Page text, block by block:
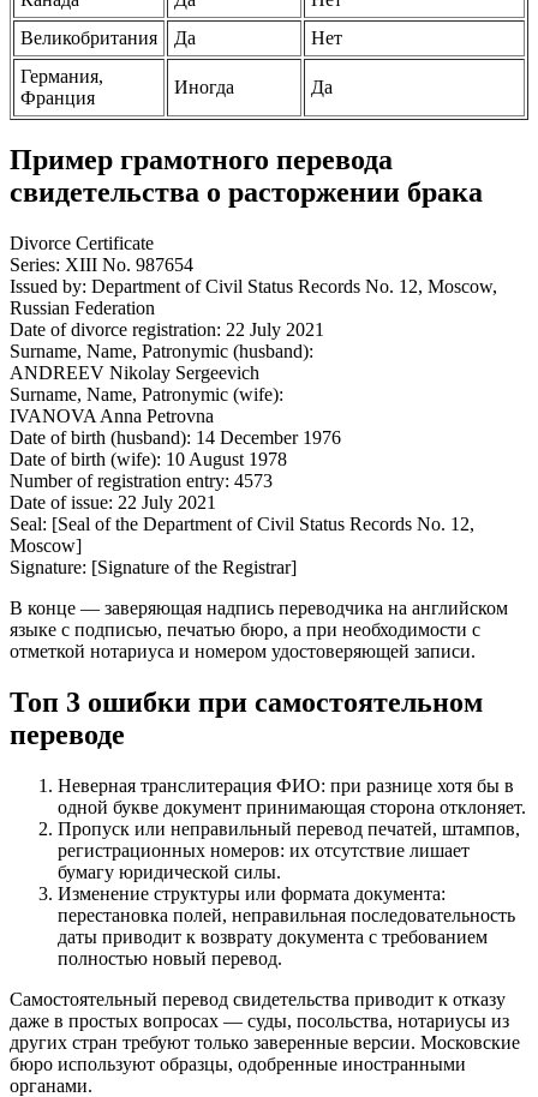
Великобритания
Да
Нет
Германия,
Франция
Иногда Да
Пример грамотного перевода
свидетельства о расторжении брака
Divorce Certificate
Series: XIII No. 987654
Issued by: Department of Civil Status Records No. 12, Moscow,
Russian Federation
Date of divorce registration: 22 July 2021
Surname, Name, Patronymic (husband):
ANDREEV Nikolay Sergeevich
Surname, Name, Patronymic (wife):
IVANOVA Anna Petrovna
Date of birth (husband): 14 December 1976
Date of birth (wife): 10 August 1978
Number of registration entry: 4573
Date of issue: 22 July 2021
Seal: [Seal of the Department of Civil Status Records No. 12,
Moscow]
Signature: [Signature of the Registrar]
В конце — заверяющая надпись переводчика на английском
языке с подписью, печатью бюро, а при необходимости с
отметкой нотариуса и номером удостоверяющей записи.
Топ 3 ошибки при самостоятельном
переводе
Неверная транслитерация ФИО: при разнице хотя бы в
одной букве документ принимающая сторона отклоняет.
Пропуск или неправильный перевод печатей, штампов,
регистрационных номеров: их отсутствие лишает
бумагу юридической силы.
Изменение структуры или формата документа:
перестановка полей, неправильная последовательность
даты приводит к возврату документа с требованием
полностью новый перевод.
Самостоятельный перевод свидетельства приводит к отказу
даже в простых вопросах — суды, посольства, нотариусы из
других стран требуют только заверенные версии. Московские
бюро используют образцы, одобренные иностранными
органами.